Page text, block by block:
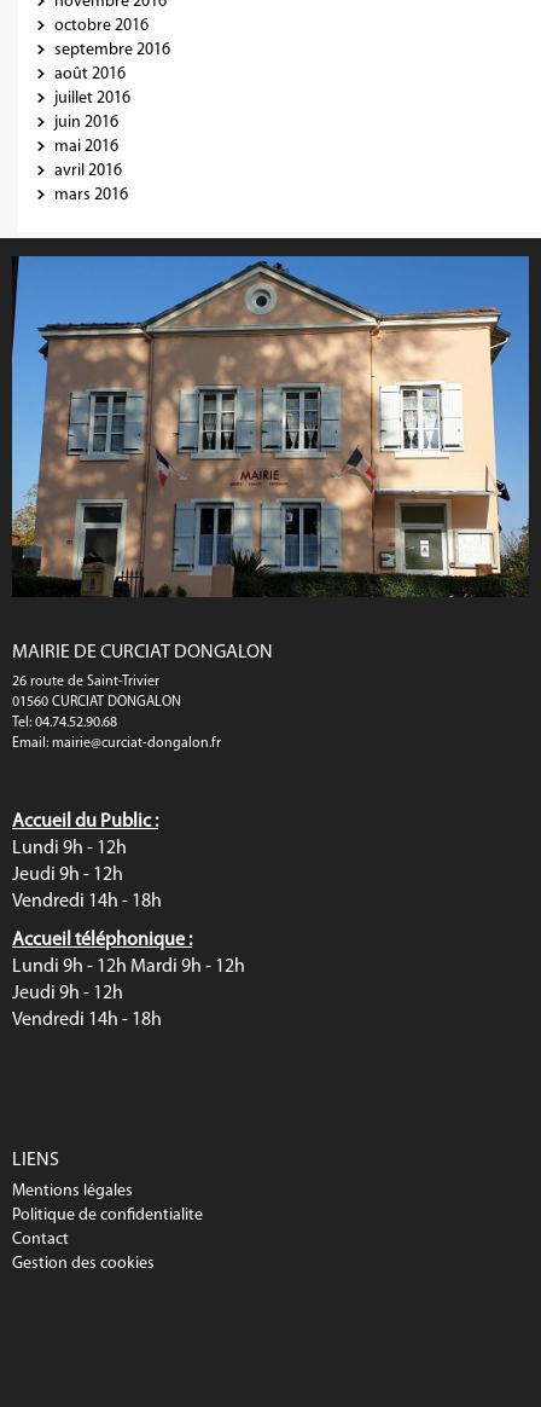
octobre 2016
septembre 2016
août 2016
juillet 2016
juin 2016
mai 2016
avril 2016
mars 2016
MAIRIE DE CURCIAT DONGALON
26 route de Saint-Trivier
01560 CURCIAT DONGALON
Tel: 04.74.52.90.68
Email: mairie@curciat-dongalon.fr
Accueil du Public :
Lundi 9h - 12h
Jeudi 9h - 12h
Vendredi 14h - 18h
Accueil téléphonique :
Lundi 9h - 12h Mardi 9h - 12h
Jeudi 9h - 12h
Vendredi 14h - 18h
LIENS
Mentions légales
Politique de confidentialite
Contact
Gestion des cookies